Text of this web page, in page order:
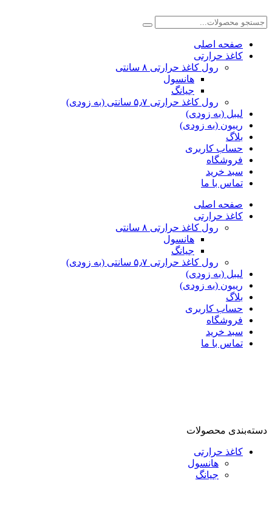
صفحه اصلی
کاغذ حرارتی
رول کاغذ حرارتی ۸ سانتی
هانسول
جیانگ
رول کاغذ حرارتی ۵٫۷ سانتی (به زودی)
لیبل (به زودی)
ریبون (به زودی)
بلاگ
حساب کاربری
فروشگاه
سبد خرید
تماس با ما
صفحه اصلی
کاغذ حرارتی
رول کاغذ حرارتی ۸ سانتی
هانسول
جیانگ
رول کاغذ حرارتی ۵٫۷ سانتی (به زودی)
لیبل (به زودی)
ریبون (به زودی)
بلاگ
حساب کاربری
فروشگاه
سبد خرید
تماس با ما
دسته‌بندی‌ محصولات
کاغذ حرارتی
هانسول
جیانگ